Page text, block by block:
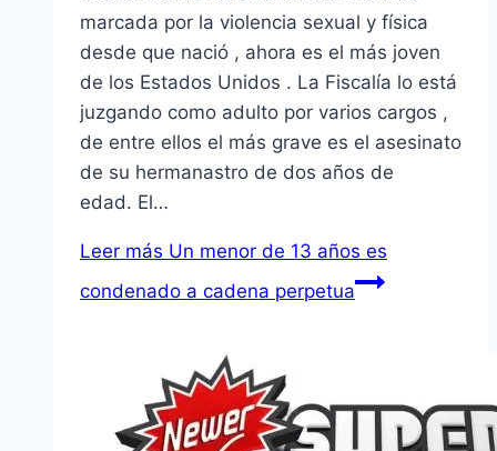
marcada por la violencia sexual y física
desde que nació , ahora es el más joven
de los Estados Unidos . La Fiscalía lo está
juzgando como adulto por varios cargos ,
de entre ellos el más grave es el asesinato
de su hermanastro de dos años de
edad. El…
Leer más Un menor de 13 años es
condenado a cadena perpetua